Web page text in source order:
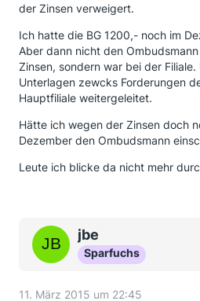
der Zinsen verweigert.
Ich hatte die BG 1200,- noch im
Aber dann nicht den
Zinsen, sondern war bei der
Unterlagen zewcks Forderungen
Hauptfiliale weitergeleitet.
Hätte ich wegen der Zinsen doch
Dezember den Ombudsmann
Leute ich blicke da nicht mehr
jbe
Sparfuchs
11. März 2015 um 22:45